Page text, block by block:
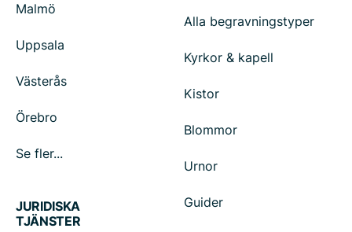
Malmö
Uppsala
Västerås
Örebro
Se fler...
Alla begravningstyper
Kyrkor & kapell
Kistor
Blommor
Urnor
Guider
JURIDISKA
TJÄNSTER